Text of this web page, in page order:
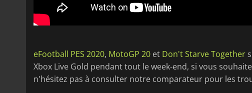
eFootball PES 2020, MotoGP 20 et Don't Starve Together
Xbox Live Gold pendant tout le week-end, si vous
n'hésitez pas à consulter notre comparateur pour les